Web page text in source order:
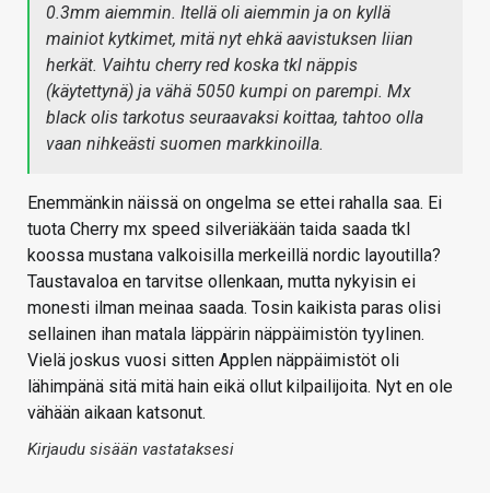
0.3mm aiemmin. Itellä oli aiemmin ja on kyllä
mainiot kytkimet, mitä nyt ehkä aavistuksen liian
herkät. Vaihtu cherry red koska tkl näppis
(käytettynä) ja vähä 5050 kumpi on parempi. Mx
black olis tarkotus seuraavaksi koittaa, tahtoo olla
vaan nihkeästi suomen markkinoilla.
Enemmänkin näissä on ongelma se ettei rahalla saa. Ei
tuota Cherry mx speed silveriäkään taida saada tkl
koossa mustana valkoisilla merkeillä nordic layoutilla?
Taustavaloa en tarvitse ollenkaan, mutta nykyisin ei
monesti ilman meinaa saada. Tosin kaikista paras olisi
sellainen ihan matala läppärin näppäimistön tyylinen.
Vielä joskus vuosi sitten Applen näppäimistöt oli
lähimpänä sitä mitä hain eikä ollut kilpailijoita. Nyt en ole
vähään aikaan katsonut.
Kirjaudu sisään vastataksesi